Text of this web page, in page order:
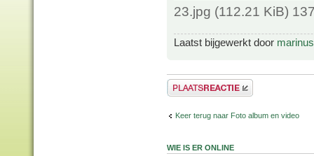
23.jpg (112.21 KiB)
Laatst bijgewerkt door marinus
Plaats een reactie
Keer terug naar Foto album en video
WIE IS ER ONLINE